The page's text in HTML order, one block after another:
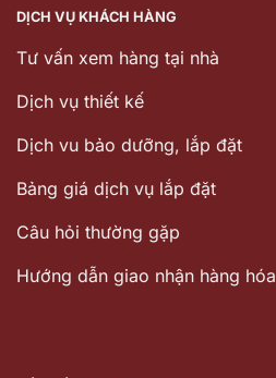
DỊCH VỤ KHÁCH HÀNG
Tư vấn xem hàng tại nhà
Dịch vụ thiết kế
Dịch vu bảo dưỡng, lắp đặt
Bảng giá dịch vụ lắp đặt
Câu hỏi thường gặp
Hướng dẫn giao nhận hàng hóa